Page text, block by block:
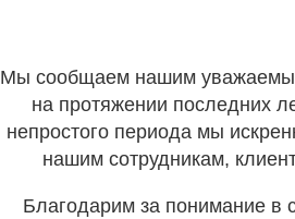
Мы сообщаем нашим уважаемым
на протяжении последних
непростого периода мы
нашим сотрудникам,
Благодарим за понимание в